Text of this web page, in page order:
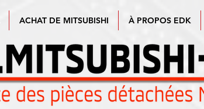
ACHAT DE MITSUBISHI À PROPOS EDK